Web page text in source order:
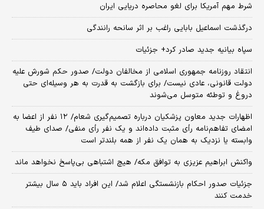
شرط مهم آمریکا برای لغو محاصره دریایی ایران
درگذشت اسماعیل بابایی راغب بر اثر سانحه رانندگی
سپاه بیانیه جدید صادر کرد+ جزئیات
انتقاد روزنامه جمهوری اسلامی از مخالفان دولت/ صدور حکم شورش علیه
دولت قانونی، عادی نیست/ برای بازگشت به قدرت به هر وسیله‌ای حتی
دروغ و توطئه متوسل می‌شوند
اظهارات جدید معاون پزشکیان درباره تصمیم‌گیری شعام/ ۱۲ نفر از اعضا به
امضای تفاهم‌نامه رأی مثبت داده‌اند و یک نفر رأی منفی/ صدای طیف
وابسته یا نزدیک به همان یک نفر از همه بلندتر است
واکنش ابراهیم عزیزی به توافق مکه/ هیچ اشتباهی بی‌پاسخ نخواهد ماند
جزئیات صدور احکام بازنشستگی اعلام شد/ این افراد باید ۵ سال بیشتر
خدمت کنند